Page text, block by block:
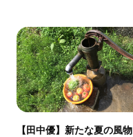
【田中優】新たな夏の風物